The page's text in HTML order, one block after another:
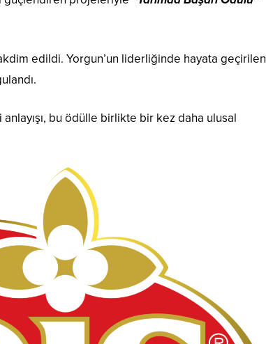
edildi. Yorgun’un liderliğinde hayata geçirilen
anlayışı, bu ödülle birlikte bir kez daha ulusal